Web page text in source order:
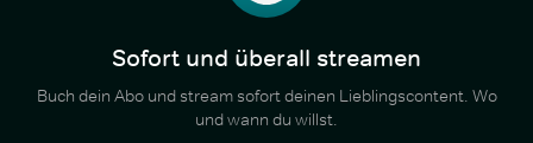
Sofort und überall streamen
Buch dein Abo und stream sofort deinen Lieblingscontent. Wo
und wann du willst.